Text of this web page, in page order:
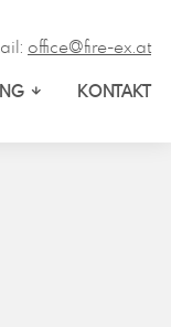
office@fire-ex.at
KONTAKT